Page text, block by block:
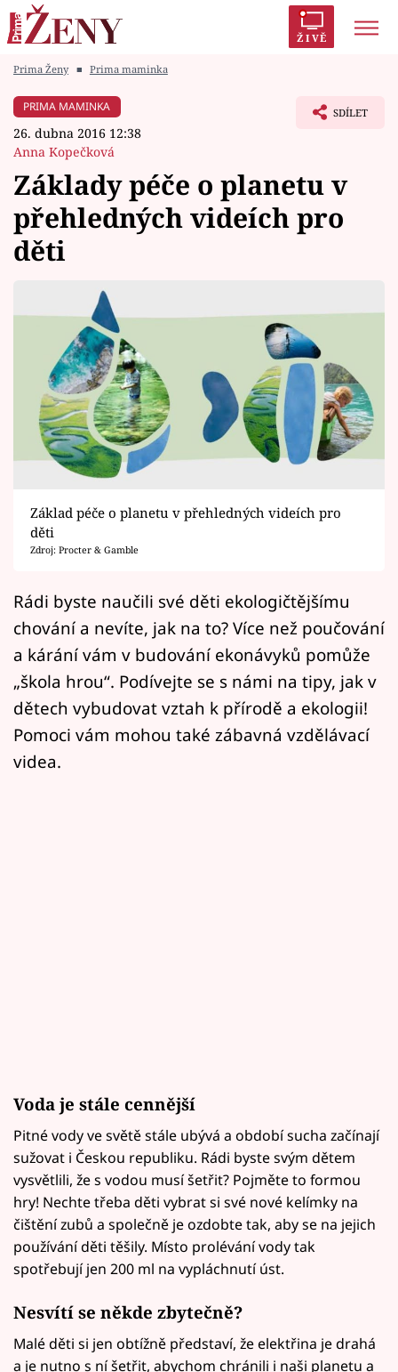
ŽIVĚ
Módní alarm
Zrádci
Témata
Celebrity
Vztahy
Seriály
Horoskopy
Sledujte prima+
Pořady
Přihlášení
Sledujte nás
Prima Ženy ■ Prima maminka
PRIMA MAMINKA
26. dubna 2016 12:38
Anna Kopečková
SDÍLET
Základy péče o planetu v
přehledných videích pro
děti
Základ péče o planetu v přehledných videích pro
děti
Zdroj: Procter & Gamble
Rádi byste naučili své děti ekologičtějšímu
chování a nevíte, jak na to? Více než poučování
a kárání vám v budování ekonávyků pomůže
„škola hrou“. Podívejte se s námi na tipy, jak v
dětech vybudovat vztah k přírodě a ekologii!
Pomoci vám mohou také zábavná vzdělávací
videa.
Voda je stále cennější
Pitné vody ve světě stále ubývá a období sucha začínají
sužovat i Českou republiku. Rádi byste svým dětem
vysvětlili, že s vodou musí šetřit? Pojměte to formou
hry! Nechte třeba děti vybrat si své nové kelímky na
čištění zubů a společně je ozdobte tak, aby se na jejich
používání děti těšily. Místo prolévání vody tak
spotřebují jen 200 ml na vypláchnutí úst.
Nesvítí se někde zbytečně?
Malé děti si jen obtížně představí, že elektřina je drahá
a je nutno s ní šetřit, abychom chránili i naši planetu a